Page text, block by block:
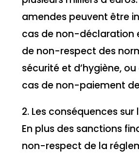
amendes peuvent être
cas de non-déclaration
de non-respect des
sécurité et d’hygiène,
cas de non-paiement
2. Les conséquences
En plus des sanctions
non-respect de la